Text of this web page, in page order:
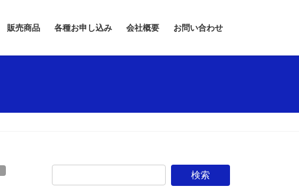
販売商品 各種お申し込み 会社概要 お問い合わせ